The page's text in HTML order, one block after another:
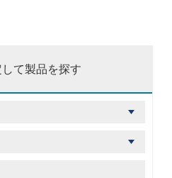
て製品を探す